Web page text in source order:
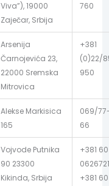
Viva”), 19000
Zaječar, Srbija
760
Arsenija
Čarnojevića 23,
22000 Sremska
Mitrovica
+381
(0)22/
950
Alekse Markisica
165
069/
66
Vojvode Putnika
90 23300
Kikinda, Srbija
+381 60
0626721
+381 60